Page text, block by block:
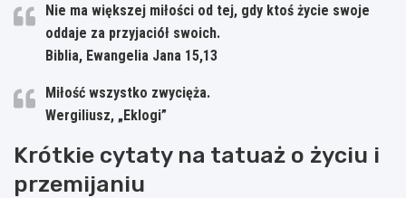
Nie ma większej miłości od tej, gdy ktoś życie swoje
oddaje za przyjaciół swoich.
Biblia, Ewangelia Jana 15,13
Miłość wszystko zwycięża.
Wergiliusz, „Eklogi”
Krótkie cytaty na tatuaż o życiu i
przemijaniu